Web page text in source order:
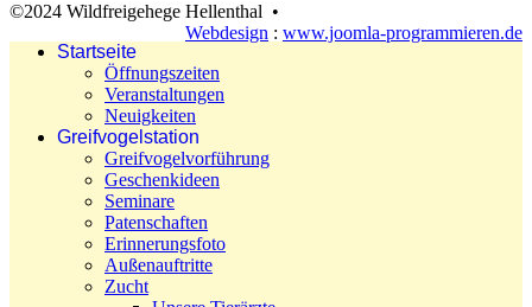
©2024 Wildfreigehege Hellenthal •
Webdesign : www.joomla-programmieren.de
Startseite
Öffnungszeiten
Veranstaltungen
Neuigkeiten
Greifvogelstation
Greifvogelvorführung
Geschenkideen
Seminare
Patenschaften
Erinnerungsfoto
Außenauftritte
Zucht